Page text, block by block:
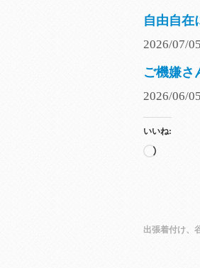
自由自在
2026/07/05
ご機嫌さ
2026/06/05
いいね:
読
出張着付け、